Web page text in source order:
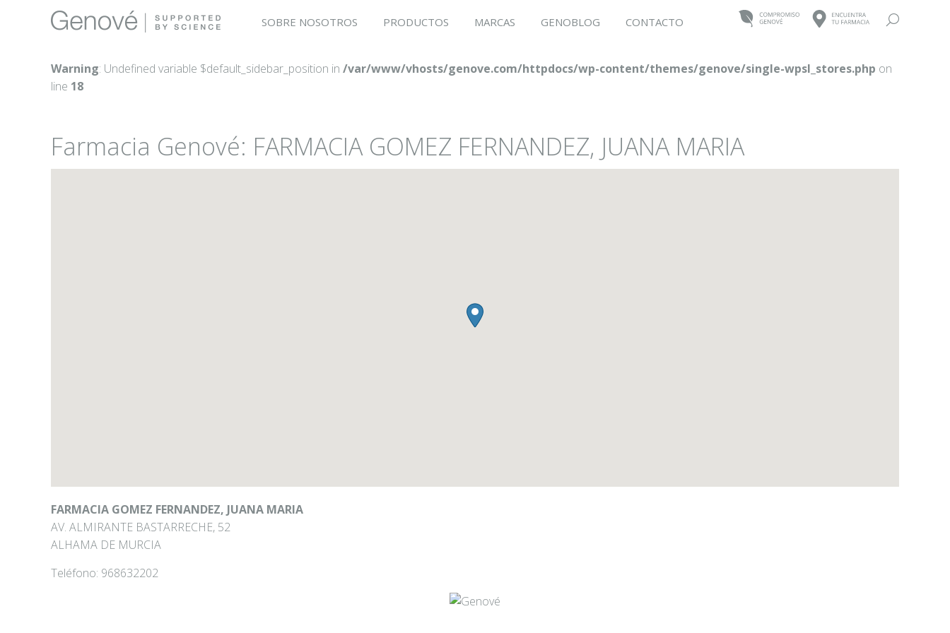
SOBRE NOSOTROS PRODUCTOS MARCAS GENOBLOG CONTACTO Buscar:
Warning: Undefined variable $default_sidebar_position in /var/www/vhosts/genove.com/httpdocs/wp-content/themes/genove/single-wpsl_stores.php on
line 18
Farmacia Genové: FARMACIA GOMEZ FERNANDEZ, JUANA MARIA
FARMACIA GOMEZ FERNANDEZ, JUANA MARIA
AV. ALMIRANTE BASTARRECHE, 52
ALHAMA DE MURCIA
Teléfono: 968632202